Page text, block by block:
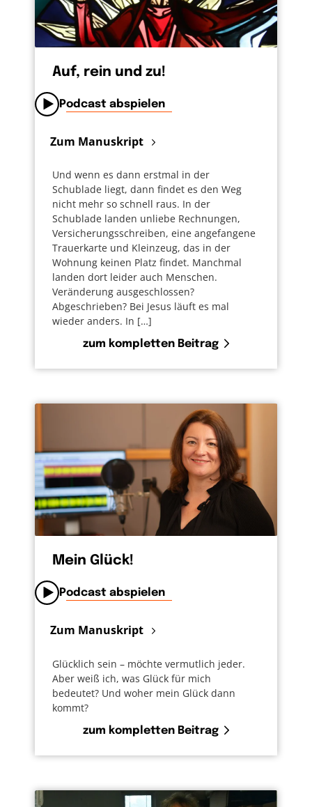
Auf, rein und zu!
Podcast abspielen
Zum Manuskript
Und wenn es dann erstmal in der
Schublade liegt, dann findet es den Weg
nicht mehr so schnell raus. In der
Schublade landen unliebe Rechnungen,
Versicherungsschreiben, eine angefangene
Trauerkarte und Kleinzeug, das in der
Wohnung keinen Platz findet. Manchmal
landen dort leider auch Menschen.
Veränderung ausgeschlossen?
Abgeschrieben? Bei Jesus läuft es mal
wieder anders. In […]
zum kompletten Beitrag
Mein Glück!
Podcast abspielen
Zum Manuskript
Glücklich sein – möchte vermutlich jeder.
Aber weiß ich, was Glück für mich
bedeutet? Und woher mein Glück dann
kommt?
zum kompletten Beitrag